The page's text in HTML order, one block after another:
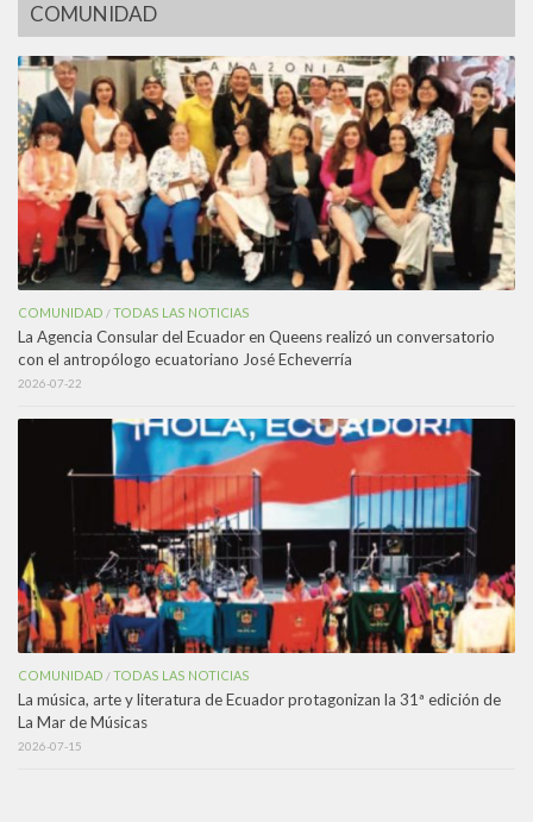
COMUNIDAD
COMUNIDAD /TODAS LAS NOTICIAS
La Agencia Consular del Ecuador en Queens realizó un conversatorio
con el antropólogo ecuatoriano José Echeverría
2026-07-22
COMUNIDAD /TODAS LAS NOTICIAS
La música, arte y literatura de Ecuador protagonizan la 31ª edición de
La Mar de Músicas
2026-07-15